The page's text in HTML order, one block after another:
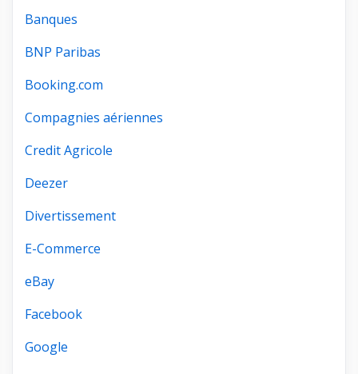
Banques
BNP Paribas
Booking.com
Compagnies aériennes
Credit Agricole
Deezer
Divertissement
E-Commerce
eBay
Facebook
Google